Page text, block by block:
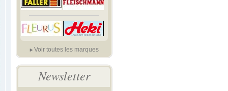
Voir toutes les marques
Newsletter